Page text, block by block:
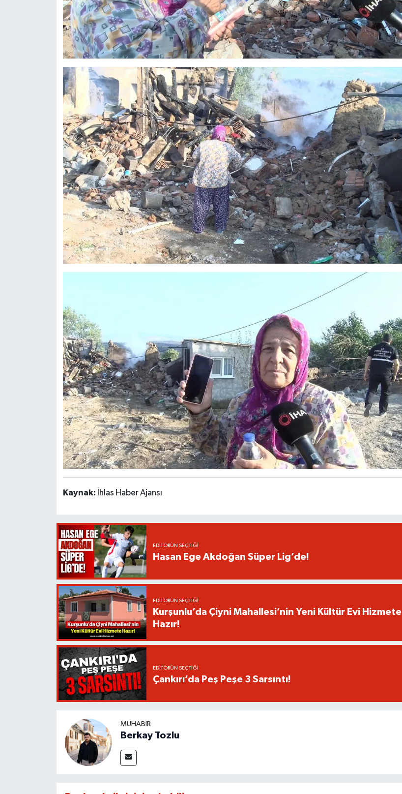
Kaynak: İhlas Haber Ajansı
EDITÖRÜN SEÇTIĞI
Hasan Ege Akdoğan Süper Lig’de!
EDITÖRÜN SEÇTIĞI
Kurşunlu’da Çiyni Mahallesi’nin Yeni Kültür Evi Hizmete
Hazır!
EDITÖRÜN SEÇTIĞI
Çankırı’da Peş Peşe 3 Sarsıntı!
MUHABIR
Berkay Tozlu